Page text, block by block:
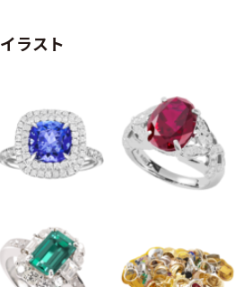
ラスト